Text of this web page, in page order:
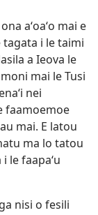
aʻoaʻo mai e
tagata i le taimi
a Ieova le
mai le Tusi
nei
faamoemoe
mai. E latou
ma lo tatou
le faapaʻu
nisi o fesili